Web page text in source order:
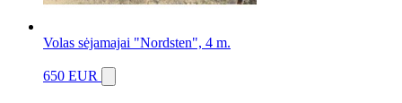
Volas sėjamajai "Nordsten", 4 m.
650 EUR